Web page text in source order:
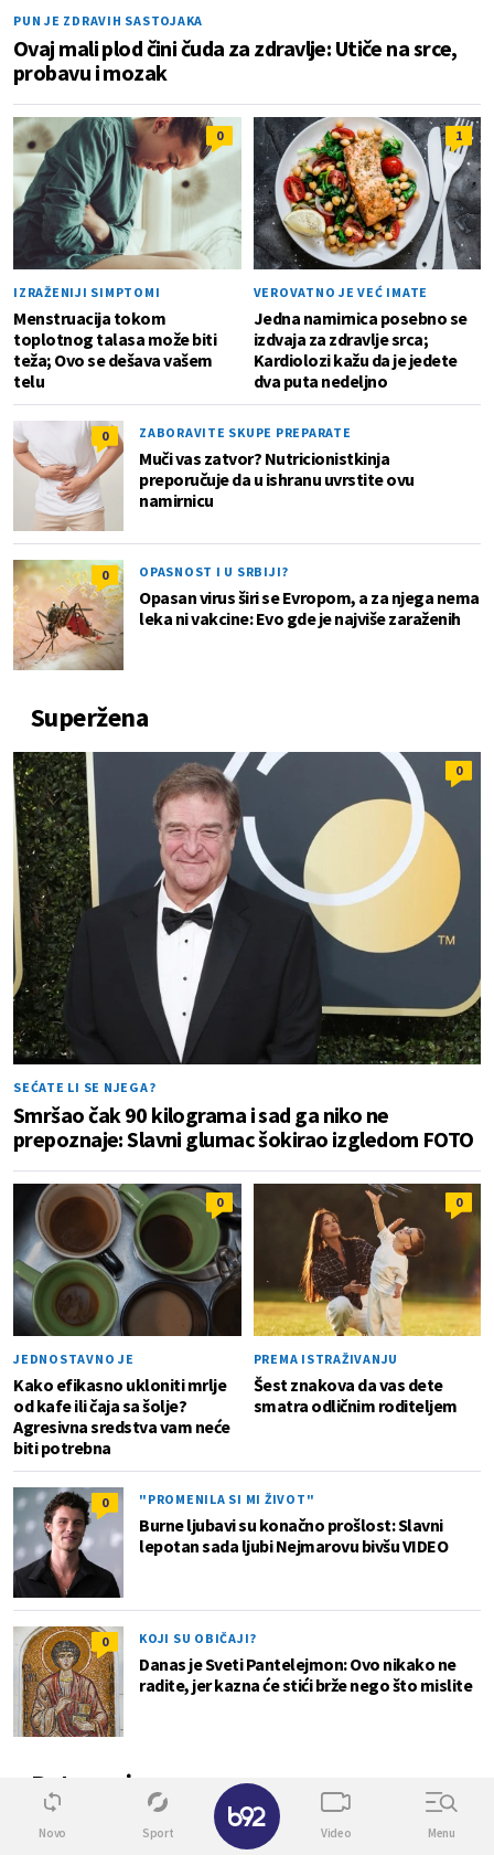
PUN JE ZDRAVIH SASTOJAKA
Ovaj mali plod čini čuda za zdravlje: Utiče na srce,
probavu i mozak
0
IZRAŽENIJI SIMPTOMI
Menstruacija tokom
toplotnog talasa može biti
teža; Ovo se dešava vašem
telu
1
VEROVATNO JE VEĆ IMATE
Jedna namirnica posebno se
izdvaja za zdravlje srca;
Kardiolozi kažu da je jedete
dva puta nedeljno
0 ZABORAVITE SKUPE PREPARATE
Muči vas zatvor? Nutricionistkinja
preporučuje da u ishranu uvrstite ovu
namirnicu
0 OPASNOST I U SRBIJI?
Opasan virus širi se Evropom, a za njega nema
leka ni vakcine: Evo gde je najviše zaraženih
Superžena
0
SEĆATE LI SE NJEGA?
Smršao čak 90 kilograma i sad ga niko ne
prepoznaje: Slavni glumac šokirao izgledom FOTO
0
JEDNOSTAVNO JE
Kako efikasno ukloniti mrlje
od kafe ili čaja sa šolje?
Agresivna sredstva vam neće
biti potrebna
0
PREMA ISTRAŽIVANJU
Šest znakova da vas dete
smatra odličnim roditeljem
0 "PROMENILA SI MI ŽIVOT"
Burne ljubavi su konačno prošlost: Slavni
lepotan sada ljubi Nejmarovu bivšu VIDEO
0 KOJI SU OBIČAJI?
Danas je Sveti Pantelejmon: Ovo nikako ne
radite, jer kazna će stići brže nego što mislite
Putovanja
Novo Sport Video Menu
✕